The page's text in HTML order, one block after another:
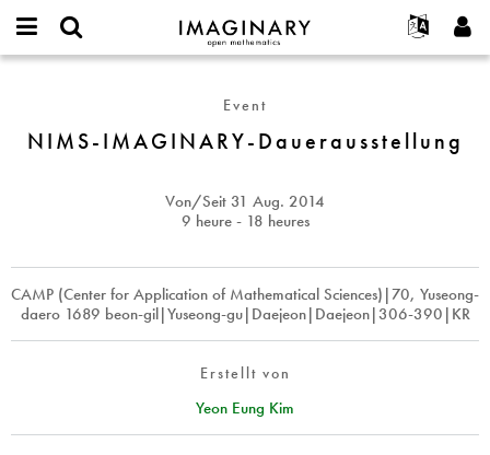
IMAGINARY
open
Français
Deutsch
Español
Programme
Galerien
Filme
Mehr...
Projekte
Mitmachen
username
Dauerausstellung
Event
NIMS-IMAGINARY-Dauerausstellung
Von/Seit 31 Aug. 2014
9 heure - 18 heures
CAMP (Center for Application of Mathematical Sciences)|70, Yuseong-
daero 1689 beon-gil|Yuseong-gu|Daejeon|Daejeon|306-390|KR
Erstellt von
Yeon Eung Kim